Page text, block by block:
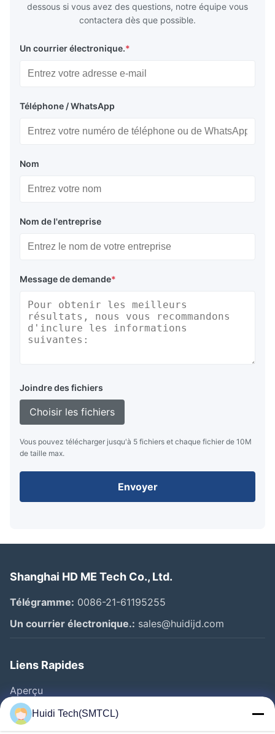
dessous si vous avez des questions, notre équipe vous
contactera dès que possible.
Un courrier électronique.*
Téléphone / WhatsApp
Nom
Nom de l'entreprise
Message de demande*
Joindre des fichiers
Choisir les fichiers
Vous pouvez télécharger jusqu'à 5 fichiers et chaque fichier de 10M
de taille max.
Envoyer
Shanghai HD ME Tech Co., Ltd.
Télégramme: 0086-21-61195255
Un courrier électronique.: sales@huidijd.com
Liens Rapides
Aperçu
ProduitsHuidi Tech(SMTCL)